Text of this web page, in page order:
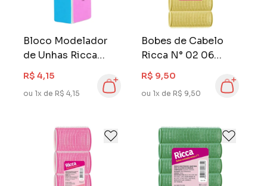
Bloco Modelador
de Unhas Ricca
Colorido
R$ 4,15
ou 1x de R$ 4,15
Bobes de Cabelo
Ricca N° 02 06
Unidades Velcro
R$ 9,50
ou 1x de R$ 9,50